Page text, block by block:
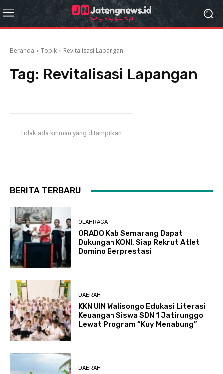
Beranda Topik Revitalisasi Lapangan
Tag: Revitalisasi Lapangan
Tidak ada kiriman yang ditampilkan
BERITA TERBARU
OLAHRAGA
ORADO Kab Semarang Dapat
Dukungan KONI, Siap Rekrut Atlet
Domino Berprestasi
DAERAH
KKN UIN Walisongo Edukasi Literasi
Keuangan Siswa SDN 1 Jatirunggo
Lewat Program “Kuy Menabung”
DAERAH